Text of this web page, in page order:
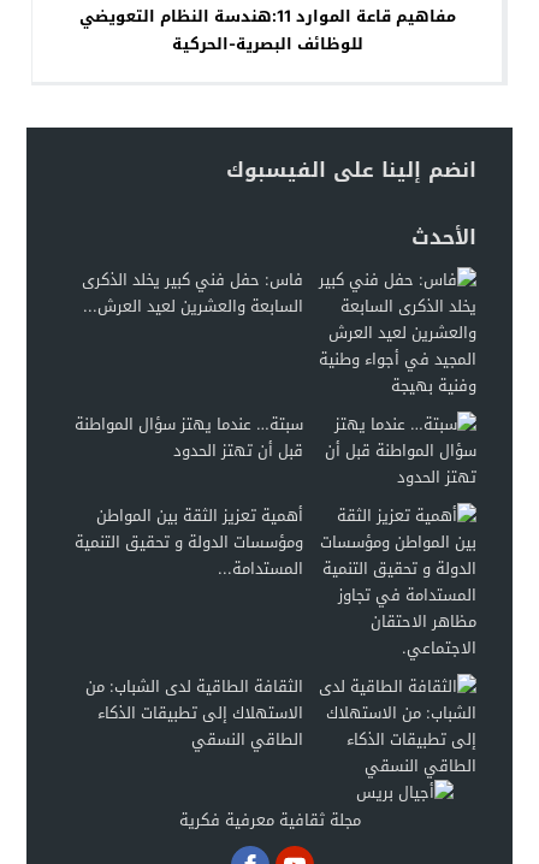
مفاهيم قاعة الموارد 11:هندسة النظام التعويضي
للوظائف البصرية-الحركية
انضم إلينا على الفيسبوك
الأحدث
فاس: حفل فني كبير يخلد الذكرى
السابعة والعشرين لعيد العرش...
سبتة… عندما يهتز سؤال المواطنة
قبل أن تهتز الحدود
أهمية تعزيز الثقة بين المواطن
ومؤسسات الدولة و تحقيق التنمية
المستدامة...
الثقافة الطاقية لدى الشباب: من
الاستهلاك إلى تطبيقات الذكاء
الطاقي النسقي
مجلة ثقافية معرفية فكرية